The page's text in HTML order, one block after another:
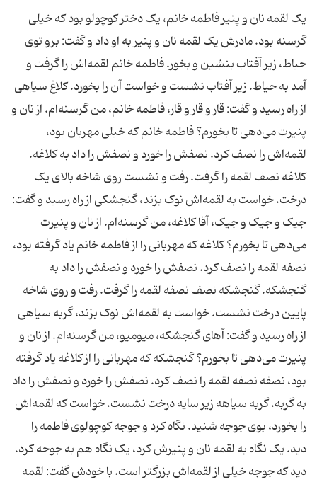
یک لقمه نان و پنیر فاطمه خانم، یک دختر کوچولو بود که خیلی
گرسنه بود. مادرش یک لقمه نان و پنیر به او داد و گفت: برو توی
حیاط، زیر آفتاب بنشین و بخور. فاطمه خانم لقمه‌اش را گرفت و
آمد به حیاط. زیر آفتاب نشست و خواست آن را بخورد. کلاغ سیاهی
از راه رسید و گفت: قار و قار و قار، فاطمه خانم، من گرسنه‌ام. از نان و
پنیرت می‌دهی تا بخورم؟ فاطمه خانم که خیلی مهربان بود،
لقمه‌اش را نصف کرد. نصفش را خورد و نصفش را داد به کلاغه.
کلاغه نصف لقمه را گرفت. رفت و نشست روی شاخه بالای یک
درخت. خواست به لقمه‌اش نوک بزند، گنجشکی از راه رسید و گفت:
جیک و جیک و جیک، آقا کلاغه، من گرسنه‌ام. از نان و پنیرت
می‌دهی تا بخورم؟ کلاغه که مهربانی را از فاطمه خانم یاد گرفته بود،
نصفه لقمه را نصف کرد. نصفش را خورد و نصفش را داد به
گنجشکه. گنجشکه نصف نصفه لقمه را گرفت. رفت و روی شاخه
پایین درخت نشست. خواست به لقمه‌اش نوک بزند، گربه سیاهی
از راه رسید و گفت: آهای گنجشکه، میومیو، من گرسنه‌‌ام. از نان و
پنیرت می‌دهی تا بخورم؟ گنجشکه که مهربانی را از کلاغه یاد گرفته
بود، نصفه نصفه لقمه را نصف کرد. نصفش را خورد و نصفش را داد
به گربه. گربه سیاهه زیر سایه درخت نشست. خواست که لقمه‌اش
را بخورد، بوی جوجه شنید. نگاه کرد و جوجه کوچولوی فاطمه را
دید. یک نگاه به لقمه نان و پنیرش کرد، یک نگاه هم به جوجه کرد.
دید که جوجه خیلی از لقمه‌اش بزرگتر است. با خودش گفت: لقمه